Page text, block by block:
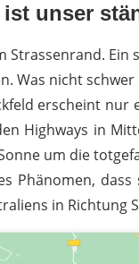
ist unser
Strassenrand. Ein
Was nicht
erscheint nur
Highways in
um die
Phänomen,
in Richtung